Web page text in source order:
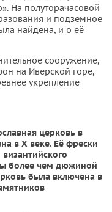
На полуторачасовой
и подземное
найдена, и о её
сооружение,
на Иверской горе,
укрепление
церковь в
в X веке. Её фрески
более чем дюжиной
была включена в